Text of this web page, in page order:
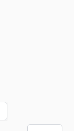
leggendo la pagina